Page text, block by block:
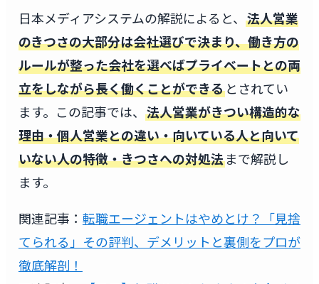
日本メディアシステムの解説によると、 法人営業
のきつさの大部分は会社選びで決まり、働き方の
ルールが整った会社を選べばプライベートとの両
立をしながら長く働くことができるとされてい
ます。この記事では、 法人営業がきつい構造的な
理由・個人営業との違い・向いている人と向いて
いない人の特徴・きつさへの対処法まで解説し
ます。
関連記事： 転職エージェントはやめとけ？「見捨
てられる」その評判、デメリットと裏側をプロが
徹底解剖！